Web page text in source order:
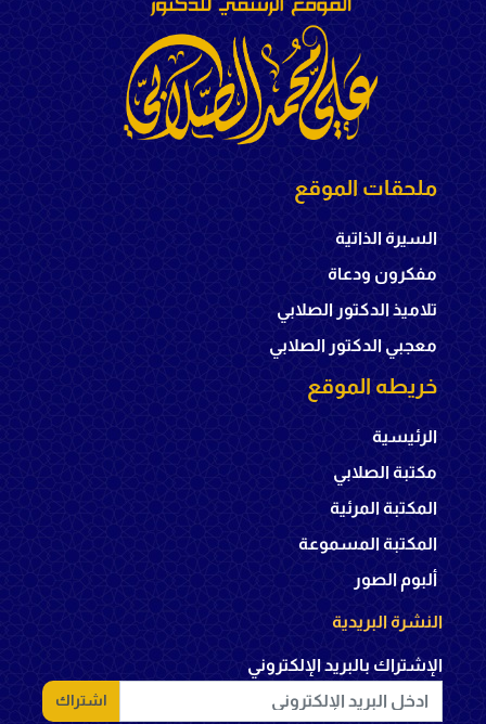
ملحقات الموقع
السيرة الذاتية
مفكرون ودعاة
تلاميذ الدكتور الصلابي
معجبي الدكتور الصلابي
خريطه الموقع
الرئيسية
مكتبة الصلابي
المكتبة المرئية
المكتبة المسموعة
ألبوم الصور
النشرة البريدية
الإشتراك بالبريد الإلكتروني
اشتراك